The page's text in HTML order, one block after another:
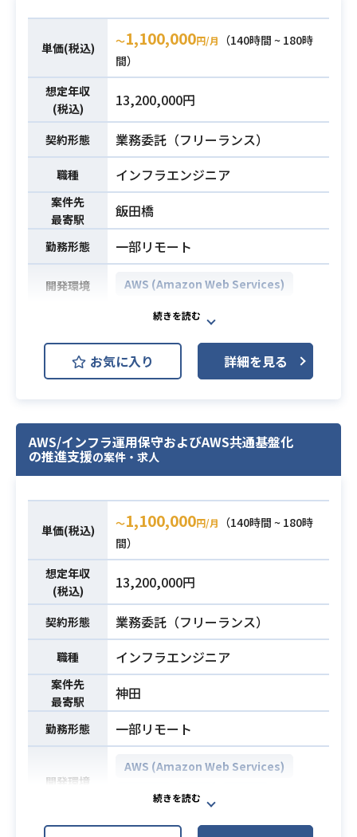
・Terraformによるインフラ構築、管
理経験（モジュール設計等）
・監視、アラート対応の実務経験（N
ew Relic、CloudWatchなど）
・SQSを用いたイベント駆動アーキ
テクチャの理解
utoScaling..etc
必須スキル
・AWS(ECS)を用いた業務経験
・AWS(Lambda)を用いた業務経験
・AWS環境の新規構築経験
・AWS環境でのAutoScaling経験1年
以上
単価(税込) 〜1,100,000円/月
（140時間 ~ 180時
間）
想定年収
(税込)
13,200,000円
契約形態 業務委託（フリーランス）
職種 インフラエンジニア
案件先
最寄駅
飯田橋
勤務形態 一部リモート
開発環境 AWS (Amazon Web Services)
大手SIerのお客様先にて、
AWS環境の運用・保守プロジェクト
をマネージャーとしてリードしてい
ただく案件です。
メント業務に加え、
AWS上のネットワークに関する技術
的な設定・調査を自己完結でご担当
必須スキル
・顧客折衝や定期報告などの標準的
なマネジメント業務経験
・AWS環境におけるネットワーク関
連の設計・設定作業を自己完結で対
応できる知見
・TransitGW、VPCルーティング、A
LB、Firewall、Route53などに関す
る深い知識
お気に入り 詳細を見る
AWS/インフラ運用保守およびAWS共通基盤化
の推進支援の案件・求人
単価(税込) 〜1,100,000円/月
（140時間 ~ 180時
間）
想定年収
(税込)
13,200,000円
契約形態 業務委託（フリーランス）
職種 インフラエンジニア
案件先
最寄駅
神田
勤務形態 一部リモート
開発環境
AWS (Amazon Web Services)
GitHub
JIRA